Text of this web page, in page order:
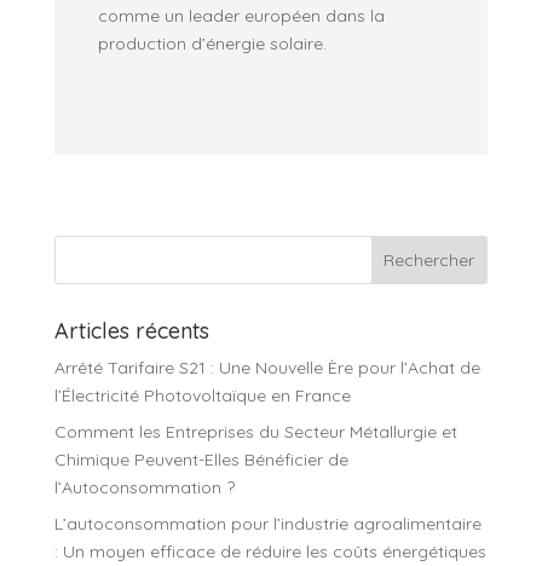
comme un leader européen dans la
production d’énergie solaire.
Articles récents
Arrêté Tarifaire S21 : Une Nouvelle Ère pour l’Achat de
l’Électricité Photovoltaïque en France
Comment les Entreprises du Secteur Métallurgie et
Chimique Peuvent-Elles Bénéficier de
l’Autoconsommation ?
L’autoconsommation pour l’industrie agroalimentaire
: Un moyen efficace de réduire les coûts énergétiques